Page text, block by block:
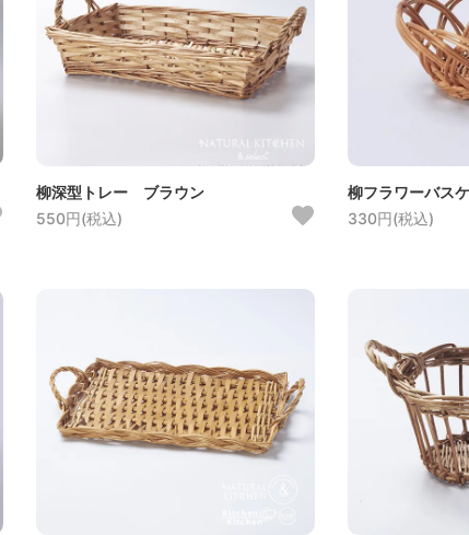
柳深型トレー ブラウン
550円(税込)
柳フラワーバス
330円(税込)